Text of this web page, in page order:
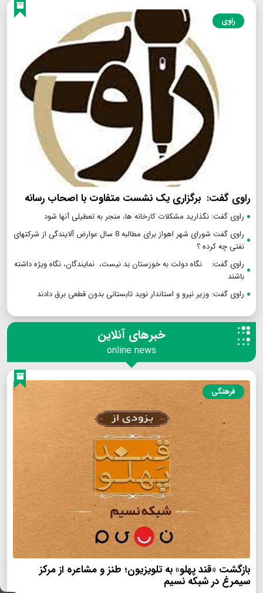
راوی
راوی گفت: برگزاری یک نشست متفاوت با اصحاب رسانه
راوی گفت: نگذارید مشکلات کارخانه ها، منجر به تعطیلی آنها شود
راوی گفت شورای شهر اهواز برای مطالبه 8 سال عوارض آلایندگی از شرکتهای
نفتی چه کرده ؟
راوی گفت: نگاه دولت به خوزستان بد نیست، نمایندگان، نگاه ویژه داشته
باشند
راوی گفت: وزیر نیرو و استاندار نوید تابستانی بدون قطعی برق دادند
خبرهای آنلاین
online news
فرهنگی
بازگشت «قند پهلو» به تلویزیون؛ طنز و مشاعره از مرکز
سیمرغ در شبکه نسیم